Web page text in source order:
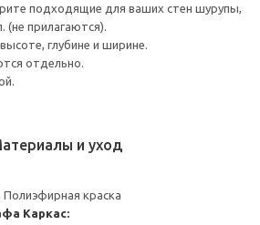
подходящие для ваших стен шурупы,
прилагаются).
глубине и ширине.
отдельно.
и уход
краска
Каркас: